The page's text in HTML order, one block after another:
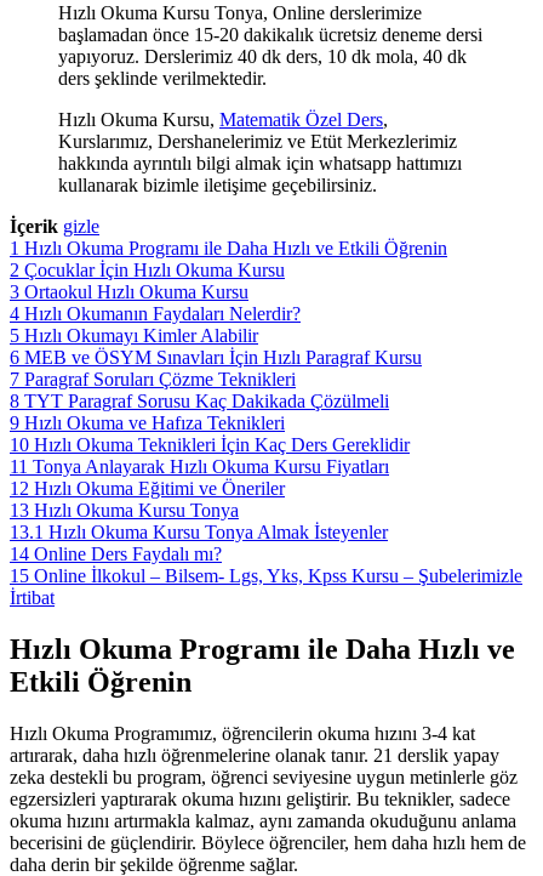
Hızlı Okuma Kursu Tonya, Online derslerimize
başlamadan önce 15-20 dakikalık ücretsiz deneme dersi
yapıyoruz. Derslerimiz 40 dk ders, 10 dk mola, 40 dk
ders şeklinde verilmektedir.
Hızlı Okuma Kursu, Matematik Özel Ders,
Kurslarımız, Dershanelerimiz ve Etüt Merkezlerimiz
hakkında ayrıntılı bilgi almak için whatsapp hattımızı
kullanarak bizimle iletişime geçebilirsiniz.
İçerik gizle
1 Hızlı Okuma Programı ile Daha Hızlı ve Etkili Öğrenin
2 Çocuklar İçin Hızlı Okuma Kursu
3 Ortaokul Hızlı Okuma Kursu
4 Hızlı Okumanın Faydaları Nelerdir?
5 Hızlı Okumayı Kimler Alabilir
6 MEB ve ÖSYM Sınavları İçin Hızlı Paragraf Kursu
7 Paragraf Soruları Çözme Teknikleri
8 TYT Paragraf Sorusu Kaç Dakikada Çözülmeli
9 Hızlı Okuma ve Hafıza Teknikleri
10 Hızlı Okuma Teknikleri İçin Kaç Ders Gereklidir
11 Tonya Anlayarak Hızlı Okuma Kursu Fiyatları
12 Hızlı Okuma Eğitimi ve Öneriler
13 Hızlı Okuma Kursu Tonya
13.1 Hızlı Okuma Kursu Tonya Almak İsteyenler
14 Online Ders Faydalı mı?
15 Online İlkokul – Bilsem- Lgs, Yks, Kpss Kursu – Şubelerimizle
İrtibat
Hızlı Okuma Programı ile Daha Hızlı ve
Etkili Öğrenin
Hızlı Okuma Programımız, öğrencilerin okuma hızını 3-4 kat
artırarak, daha hızlı öğrenmelerine olanak tanır. 21 derslik yapay
zeka destekli bu program, öğrenci seviyesine uygun metinlerle göz
egzersizleri yaptırarak okuma hızını geliştirir. Bu teknikler, sadece
okuma hızını artırmakla kalmaz, aynı zamanda okuduğunu anlama
becerisini de güçlendirir. Böylece öğrenciler, hem daha hızlı hem de
daha derin bir şekilde öğrenme sağlar.